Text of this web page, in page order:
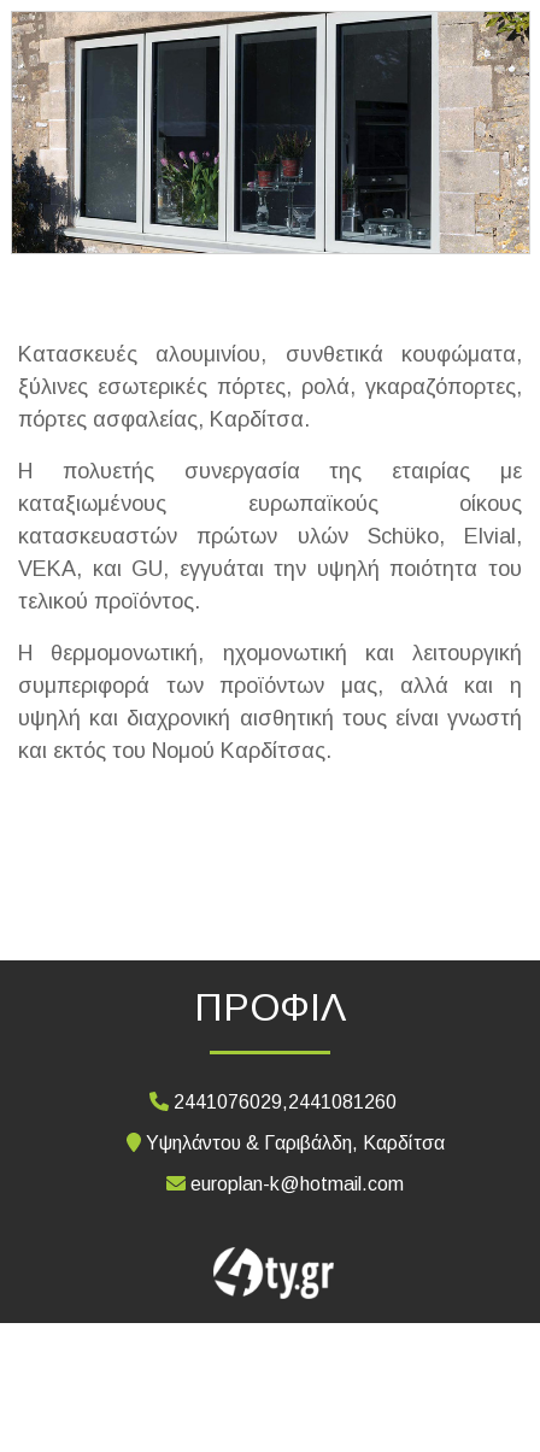
Κατασκευές αλουμινίου, συνθετικά κουφώματα,
ξύλινες εσωτερικές πόρτες, ρολά, γκαραζόπορτες,
πόρτες ασφαλείας, Καρδίτσα.
Η πολυετής συνεργασία της εταιρίας με
καταξιωμένους ευρωπαϊκούς οίκους
κατασκευαστών πρώτων υλών Schϋko, Elvial,
VEKA, και GU, εγγυάται την υψηλή ποιότητα του
τελικού προϊόντος.
Η θερμομονωτική, ηχομονωτική και λειτουργική
συμπεριφορά των προϊόντων μας, αλλά και η
υψηλή και διαχρονική αισθητική τους είναι γνωστή
και εκτός του Νομού Καρδίτσας.
ΠΡΟΦΙΛ
2441076029,2441081260
Υψηλάντου & Γαριβάλδη, Καρδίτσα
europlan-k@hotmail.com